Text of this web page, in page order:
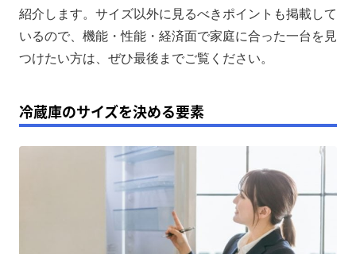
まとめ
紹介します。サイズ以外に見るべきポイントも掲載して
いるので、機能・性能・経済面で家庭に合った一台を見
つけたい方は、ぜひ最後までご覧ください。
冷蔵庫のサイズを決める要素